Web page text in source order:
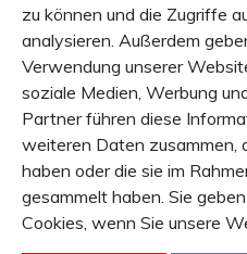
Zahlung
Rechnung, Vorkasse
Garantie
10 Tage Rückgaberecht
1 Jahr Produkt-Garantie
INHALT
SERVICE & INFO
zu können und die Zugriffe
analysieren. Außerdem
Verwendung unserer
soziale Medien, Werbung
Partner führen diese
weiteren Daten zusammen,
haben oder die sie im
gesammelt haben. Sie
Cookies, wenn Sie unsere